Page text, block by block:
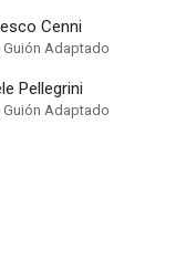
Cenni
Guión Adaptado
Pellegrini
Guión Adaptado